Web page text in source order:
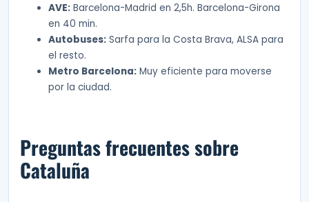
AVE: Barcelona-Madrid en 2,5h. Barcelona-Girona
en 40 min.
Autobuses: Sarfa para la Costa Brava, ALSA para
el resto.
Metro Barcelona: Muy eficiente para moverse
por la ciudad.
Preguntas frecuentes sobre
Cataluña